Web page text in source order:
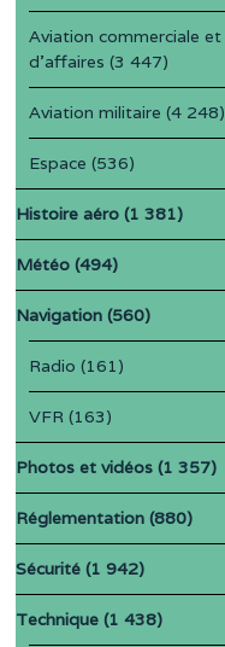
Aviation commerciale et
d'affaires (3 447)
Aviation militaire (4 248)
Espace (536)
Histoire aéro (1 381)
Météo (494)
Navigation (560)
Radio (161)
VFR (163)
Photos et vidéos (1 357)
Réglementation (880)
Sécurité (1 942)
Technique (1 438)